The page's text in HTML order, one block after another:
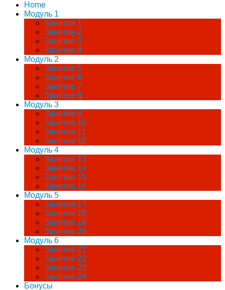
Home
Модуль 1
Занятие 1
Занятие 2
Занятие 3
Занятие 4
Модуль 2
Занятие 5
Занятие 6
Занятие 7
Занятие 8
Модуль 3
Занятие 9
Занятие 10
Занятие 11
Занятие 12
Модуль 4
Занятие 13
Занятие 14
Занятие 15
Занятие 16
Модуль 5
Занятие 17
Занятие 18
Занятие 19
Занятие 20
Модуль 6
Занятие 21
Занятие 22
Занятие 23
Занятие 24
Бонусы